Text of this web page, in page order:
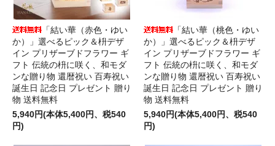
「結い華（赤色・ゆい
か）」選べるピック＆枡デザ
イン プリザーブドフラワー ギ
フト 伝統の枡に咲く、和モダ
ンな贈り物 還暦祝い 百寿祝い
誕生日 記念日 プレゼント 贈り
物 送料無料
5,940円(本体5,400円、税540
円)
「結い華（桃色・ゆい
か）」選べるピック＆枡デザ
イン プリザーブドフラワー ギ
フト 伝統の枡に咲く、和モダ
ンな贈り物 還暦祝い 百寿祝い
誕生日 記念日 プレゼント 贈り
物 送料無料
5,940円(本体5,400円、税540
円)